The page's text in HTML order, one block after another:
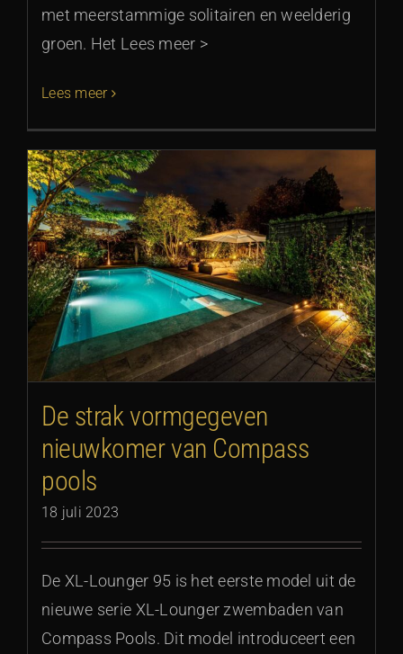
met meerstammige solitairen en weelderig
groen. Het Lees meer >
Lees meer
De strak vormgegeven
nieuwkomer van Compass
pools
18 juli 2023
De XL-Lounger 95 is het eerste model uit de
nieuwe serie XL-Lounger zwembaden van
Compass Pools. Dit model introduceert een